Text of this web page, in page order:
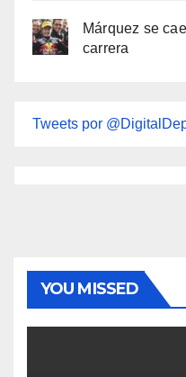
Márquez se
carrera
Tweets por
YOU MISSED